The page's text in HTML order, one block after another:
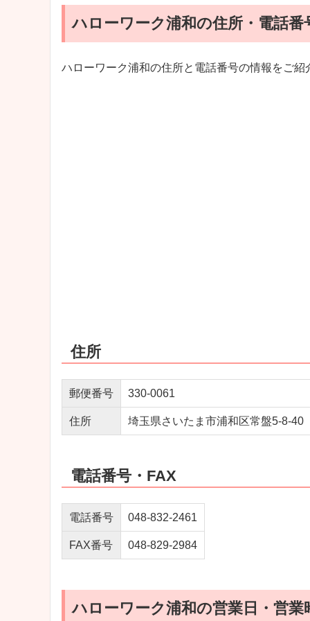
ハローワーク浦和の住所・電話番
ハローワーク浦和の住所と電話番号の情報をご紹
住所
郵便番号 330-0061
住所 埼玉県さいたま市浦和区常盤5-8-40
電話番号・FAX
電話番号 048-832-2461
FAX番号 048-829-2984
ハローワーク浦和の営業日・営業